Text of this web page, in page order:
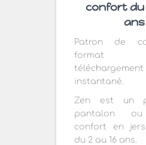
confort du
ans
Patron de
format
téléchargement
instantané.
Zen est un
pantalon ou
confort en
du 2 au 16 ans.